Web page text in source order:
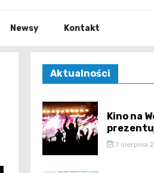
Newsy Kontakt
Aktualności
Kino na
7 sierpnia